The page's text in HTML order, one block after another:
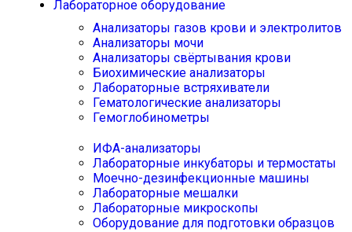
Лабораторное оборудование
Анализаторы газов крови и электролитов
Анализаторы мочи
Анализаторы свёртывания крови
Биохимические анализаторы
Лабораторные встряхиватели
Гематологические анализаторы
Гемоглобинометры
ИФА-анализаторы
Лабораторные инкубаторы и термостаты
Моечно-дезинфекционные машины
Лабораторные мешалки
Лабораторные микроскопы
Оборудование для подготовки образцов